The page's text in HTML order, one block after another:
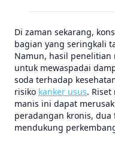
Di zaman sekarang,
bagian yang seringkali
Namun, hasil
untuk mewaspadai
soda terhadap
risiko kanker usus.
manis ini dapat
peradangan kronis,
mendukung